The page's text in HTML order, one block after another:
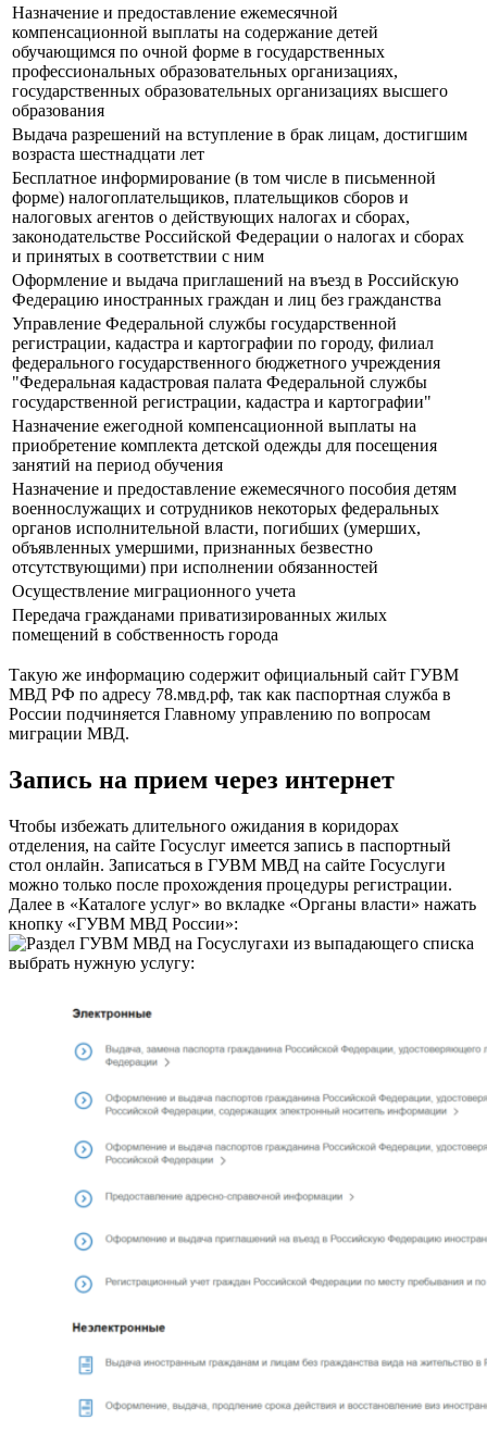
Назначение и предоставление ежемесячной
компенсационной выплаты на содержание детей
обучающимся по очной форме в государственных
профессиональных образовательных организациях,
государственных образовательных организациях высшего
образования
Выдача разрешений на вступление в брак лицам, достигшим
возраста шестнадцати лет
Бесплатное информирование (в том числе в письменной
форме) налогоплательщиков, плательщиков сборов и
налоговых агентов о действующих налогах и сборах,
законодательстве Российской Федерации о налогах и сборах
и принятых в соответствии с ним
Оформление и выдача приглашений на въезд в Российскую
Федерацию иностранных граждан и лиц без гражданства
Управление Федеральной службы государственной
регистрации, кадастра и картографии по городу, филиал
федерального государственного бюджетного учреждения
"Федеральная кадастровая палата Федеральной службы
государственной регистрации, кадастра и картографии"
Назначение ежегодной компенсационной выплаты на
приобретение комплекта детской одежды для посещения
занятий на период обучения
Назначение и предоставление ежемесячного пособия детям
военнослужащих и сотрудников некоторых федеральных
органов исполнительной власти, погибших (умерших,
объявленных умершими, признанных безвестно
отсутствующими) при исполнении обязанностей
Осуществление миграционного учета
Передача гражданами приватизированных жилых
помещений в собственность города
Такую же информацию содержит официальный сайт ГУВМ
МВД РФ по адресу 78.мвд.рф, так как паспортная служба в
России подчиняется Главному управлению по вопросам
миграции МВД.
Запись на прием через интернет
Чтобы избежать длительного ожидания в коридорах
отделения, на сайте Госуслуг имеется запись в паспортный
стол онлайн. Записаться в ГУВМ МВД на сайте Госуслуги
можно только после прохождения процедуры регистрации.
Далее в «Каталоге услуг» во вкладке «Органы власти» нажать
кнопку «ГУВМ МВД России»:
и из выпадающего списка
выбрать нужную услугу: